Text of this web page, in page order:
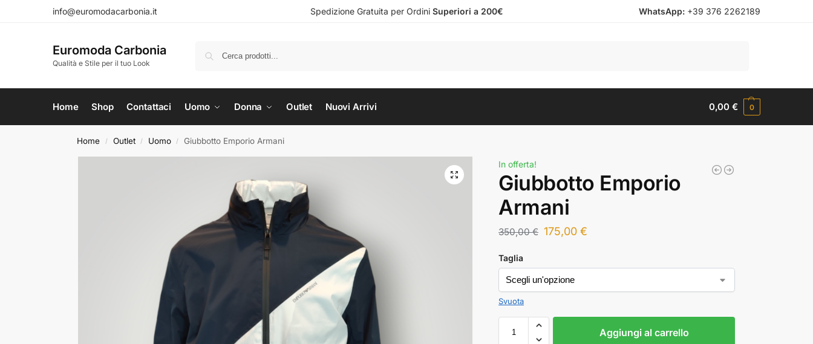
info@euromodacarbonia.it Spedizione Gratuita per Ordini Superiori a 200€ WhatsApp: +39 376 2262189
Euromoda Carbonia
Qualità e Stile per il tuo Look
Home Shop Contattaci Uomo Donna Outlet Nuovi Arrivi 0,00€ 0
Home / Outlet / Uomo / Giubbotto Emporio Armani
In offerta!
Giubbotto Emporio
Armani
350,00€ 175,00€
Taglia
Svuota
Aggiungi al carrello